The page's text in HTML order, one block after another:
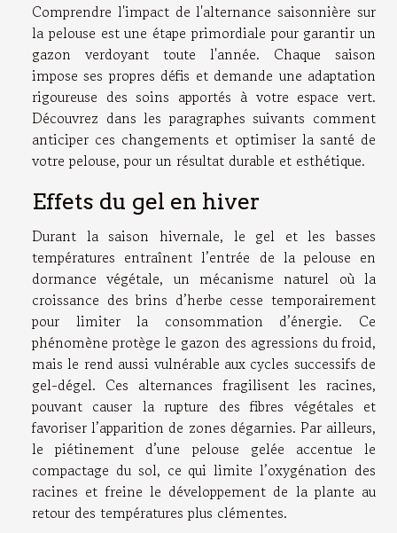
Comprendre l'impact de l'alternance saisonnière sur
la pelouse est une étape primordiale pour garantir un
gazon verdoyant toute l'année. Chaque saison
impose ses propres défis et demande une adaptation
rigoureuse des soins apportés à votre espace vert.
Découvrez dans les paragraphes suivants comment
anticiper ces changements et optimiser la santé de
votre pelouse, pour un résultat durable et esthétique.
Effets du gel en hiver
Durant la saison hivernale, le gel et les basses
températures entraînent l’entrée de la pelouse en
dormance végétale, un mécanisme naturel où la
croissance des brins d’herbe cesse temporairement
pour limiter la consommation d’énergie. Ce
phénomène protège le gazon des agressions du froid,
mais le rend aussi vulnérable aux cycles successifs de
gel-dégel. Ces alternances fragilisent les racines,
pouvant causer la rupture des fibres végétales et
favoriser l’apparition de zones dégarnies. Par ailleurs,
le piétinement d’une pelouse gelée accentue le
compactage du sol, ce qui limite l’oxygénation des
racines et freine le développement de la plante au
retour des températures plus clémentes.